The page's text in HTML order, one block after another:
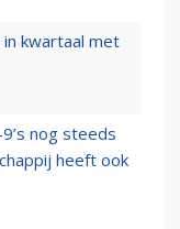
kwartaal met
nog steeds
heeft ook